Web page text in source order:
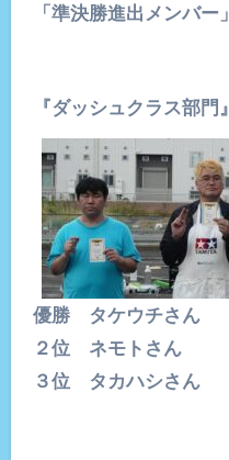
「準決勝進出メンバー」
『ダッシュクラス部門』
優勝 タケウチさん
２位 ネモトさん
３位 タカハシさん